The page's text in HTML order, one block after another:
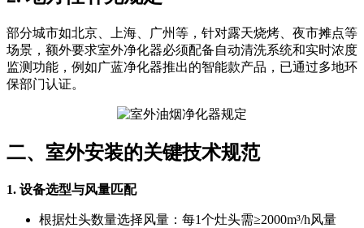
部分城市如北京、上海、广州等，针对露天烧烤、夜市摊点等
场景，额外要求室外净化器必须配备自动清洗系统和实时浓度
监测功能，例如广蓝净化器推出的智能款产品，已通过多地环
保部门认证。
二、室外安装的关键技术规范
1. 设备选型与风量匹配
根据灶头数量选择风量：每1个灶头需≥2000m³/h风量